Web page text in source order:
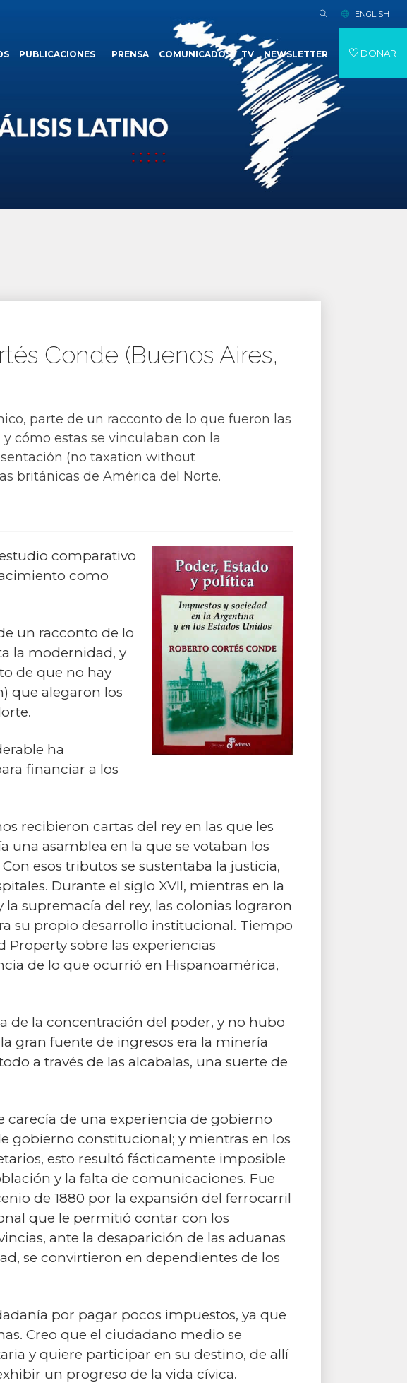
ENGLISH
PUBLICACIONES PRENSA COMUNICADOS TV NEWSLETTER DONAR
Conde (Buenos Aires,
parte de un racconto de lo que fueron las
cómo estas se vinculaban con la
(no taxation without
británicas de América del Norte.
comparativo
como
un racconto de lo
la modernidad, y
de que no hay
que alegaron los
ha
financiar a los
recibieron cartas del rey en las que les
una asamblea en la que se votaban los
esos tributos se sustentaba la justicia,
Durante el siglo XVII, mientras en la
supremacía del rey, las colonias lograron
su propio desarrollo institucional. Tiempo
Property sobre las experiencias
de lo que ocurrió en Hispanoamérica,
de la concentración del poder, y no hubo
gran fuente de ingresos era la minería
a través de las alcabalas, una suerte de
carecía de una experiencia de gobierno
gobierno constitucional; y mientras en los
esto resultó fácticamente imposible
y la falta de comunicaciones. Fue
de 1880 por la expansión del ferrocarril
que le permitió contar con los
ante la desaparición de las aduanas
se convirtieron en dependientes de los
por pagar pocos impuestos, ya que
Creo que el ciudadano medio se
y quiere participar en su destino, de allí
un progreso de la vida cívica.